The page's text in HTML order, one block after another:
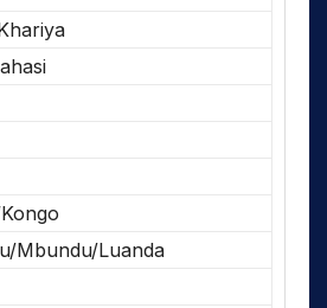
Mbundu/Luanda